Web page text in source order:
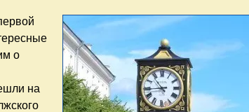
о
на